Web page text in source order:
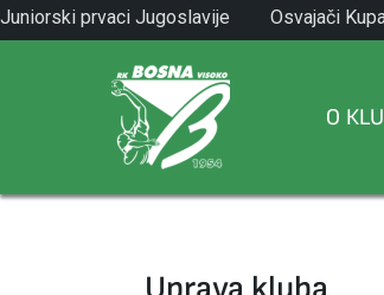
Skip
to
Juniorski prvaci Jugoslavije
1971.
Osvajači
1982.
O